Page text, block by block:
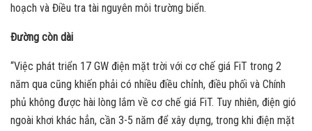
hoạch và Điều tra tài nguyên môi trường biển.
Đường còn dài
“Việc phát triển 17 GW điện mặt trời với cơ chế giá FiT trong 2
năm qua cũng khiến phải có nhiều điều chỉnh, điều phối và Chính
phủ không được hài lòng lắm về cơ chế giá FiT. Tuy nhiên, điện gió
ngoài khơi khác hẳn, cần 3-5 năm để xây dựng, trong khi điện mặt